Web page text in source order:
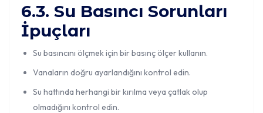
6.3. Su Basıncı Sorunları
İpuçları
Su basıncını ölçmek için bir basınç ölçer kullanın.
Vanaların doğru ayarlandığını kontrol edin.
Su hattında herhangi bir kırılma veya çatlak olup
olmadığını kontrol edin.